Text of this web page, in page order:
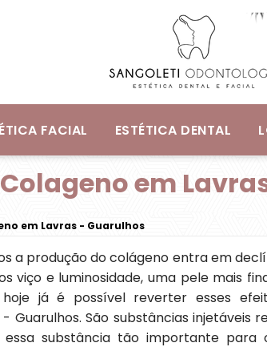
FACIAL ESTÉTICA DENTAL
em
em Lavras - Guarulhos
a produção do colágeno entra em
viço e luminosidade, uma pele mais
já é possível reverter esses
Guarulhos. São substâncias injetáveis
substância tão importante